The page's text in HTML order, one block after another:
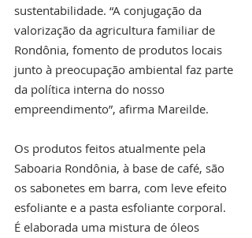
sustentabilidade. “A conjugação da
valorização da agricultura familiar de
Rondônia, fomento de produtos locais
junto à preocupação ambiental faz parte
da política interna do nosso
empreendimento”, afirma Mareilde.
Os produtos feitos atualmente pela
Saboaria Rondônia, à base de café, são
os sabonetes em barra, com leve efeito
esfoliante e a pasta esfoliante corporal.
É elaborada uma mistura de óleos